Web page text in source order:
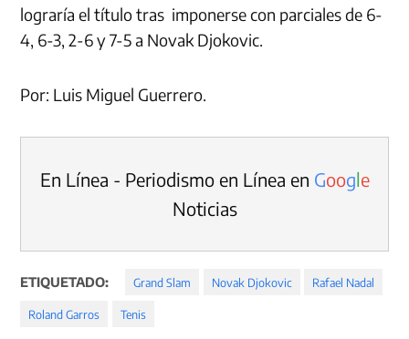
lograría el título tras imponerse con parciales de 6-
4, 6-3, 2-6 y 7-5 a Novak Djokovic.
Por: Luis Miguel Guerrero.
En Línea - Periodismo en Línea en Google
Noticias
ETIQUETADO: Grand Slam Novak Djokovic Rafael Nadal
Roland Garros Tenis